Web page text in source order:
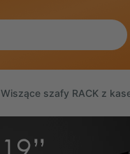
Wiszące szafy RACK z